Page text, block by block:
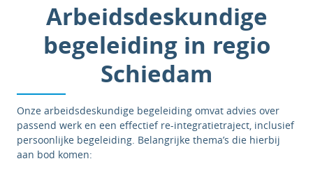
Arbeidsdeskundige
begeleiding in regio
Schiedam
Onze arbeidsdeskundige begeleiding omvat advies over
passend werk en een effectief re-integratietraject, inclusief
persoonlijke begeleiding. Belangrijke thema’s die hierbij
aan bod komen: